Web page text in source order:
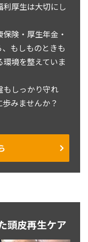
厚生は大切にし
険・厚生年金・
もしものときも
境を整えていま
もしっかり守れ
みませんか？
頭皮再生ケア